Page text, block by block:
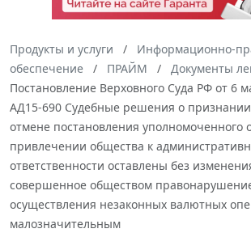
Продукты и услуги
Информационно-
обеспечение
ПРАЙМ
Документы
Постановление Верховного Суда РФ от 6
АД15-690 Судебные решения о
отмене постановления уполномоченного
привлечении общества к
ответственности оставлены без
совершенное обществом
осуществления незаконных валютных
малозначительным